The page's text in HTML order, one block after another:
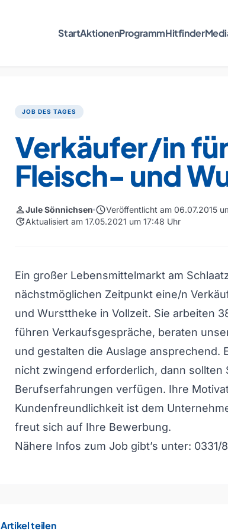
StartAktionenProgrammHitfinder
JOB DES TAGES
Verkäufer/in
Fleisch- und
personJule Sönnichsen scheduleVeröffentlicht am 06.07.2015
updateAktualisiert am 17.05.2021 um 17:48 Uhr
Ein großer Lebensmittelmarkt am
nächstmöglichen Zeitpunkt eine/n
und Wursttheke in Vollzeit. Sie arbeiten
führen Verkaufsgespräche, beraten
und gestalten die Auslage ansprechend.
nicht zwingend erforderlich, dann sollten
Berufserfahrungen verfügen. Ihre
Kundenfreundlichkeit ist dem
freut sich auf Ihre Bewerbung.
Nähere Infos zum Job gibt’s unter: 0331/
Artikel teilen